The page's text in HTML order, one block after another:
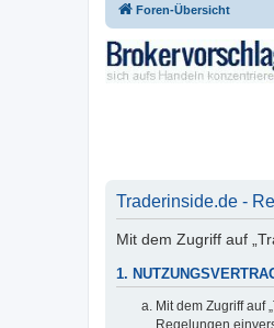
Foren-Übersicht
Traderinside.de -
Mit dem Zugriff auf
1.
Mit dem Zugriff auf